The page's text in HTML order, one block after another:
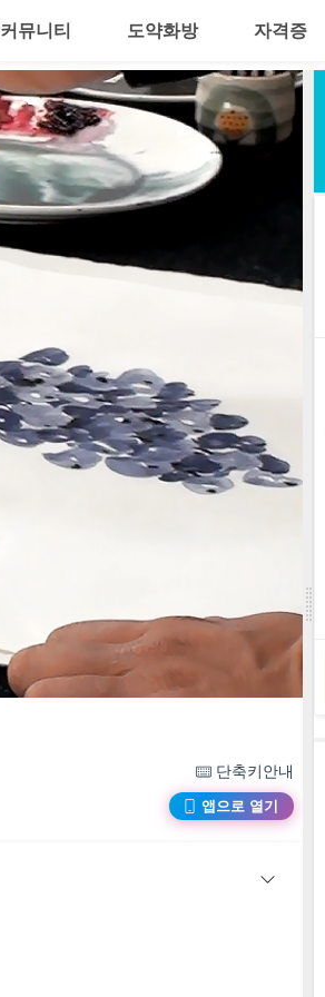
커뮤니티 도약화방 자격증
단축키안내
앱으로 열기